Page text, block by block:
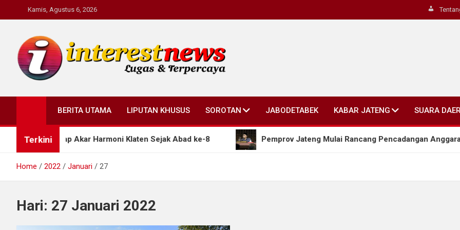
to
Kamis, Agustus 6, 2026
Interestnews.or.id
BERITA UTAMA LIPUTAN KHUSUS SOROTAN JABODETABEK KABAR JATENG SUARA
Terkini
Ungkap Akar Harmoni Klaten Sejak Abad ke-8 Pemprov Jateng Mulai Rancang Pencadangan Anggaran
Home 2022 Januari 27
Hari: 27 Januari 2022